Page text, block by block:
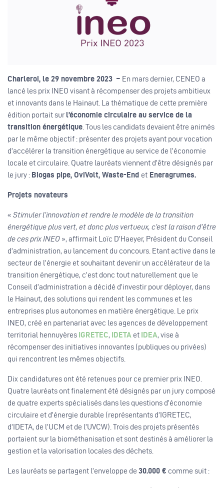
Charleroi, le 29 novembre 2023 – En mars dernier, CENEO a
lancé les prix INEO visant à récompenser des projets ambitieux
et innovants dans le Hainaut. La thématique de cette première
édition portait sur l’économie circulaire au service de la
transition énergétique . Tous les candidats devaient être animés
par le même objectif : présenter des projets ayant pour vocation
d’accélérer la transition énergétique au service de l’économie
locale et circulaire. Quatre lauréats viennent d’être désignés par
le jury : Biogas pipe, OviVolt, Waste-End et Eneragrumes.
Projets novateurs
« Stimuler l’innovation et rendre le modèle de la transition
énergétique plus vert, et donc plus vertueux, c’est la raison d’être
de ces prix INEO », affirmait Loïc D’Haeyer, Président du Conseil
d’administration, au lancement du concours. Etant active dans le
secteur de l’énergie et souhaitant devenir un accélérateur de la
transition énergétique, c’est donc tout naturellement que le
Conseil d’administration a décidé d’investir pour déployer, dans
le Hainaut, des solutions qui rendent les communes et les
entreprises plus autonomes en matière énergétique. Le prix
INEO, créé en partenariat avec les agences de développement
territorial hennuyères IGRETEC, IDETA et IDEA, vise à
récompenser des initiatives innovantes (publiques ou privées)
qui rencontrent les mêmes objectifs.
Dix candidatures ont été retenues pour ce premier prix INEO.
Quatre lauréats ont finalement été désignés par un jury composé
de quatre experts spécialisés dans les questions d’économie
circulaire et d’énergie durable (représentants d’IGRETEC,
d’IDETA, de l’UCM et de l’UVCW). Trois des projets présentés
portaient sur la biométhanisation et sont destinés à améliorer la
gestion et la valorisation locales des déchets.
Les lauréats se partagent l’enveloppe de 30.000 € comme suit :